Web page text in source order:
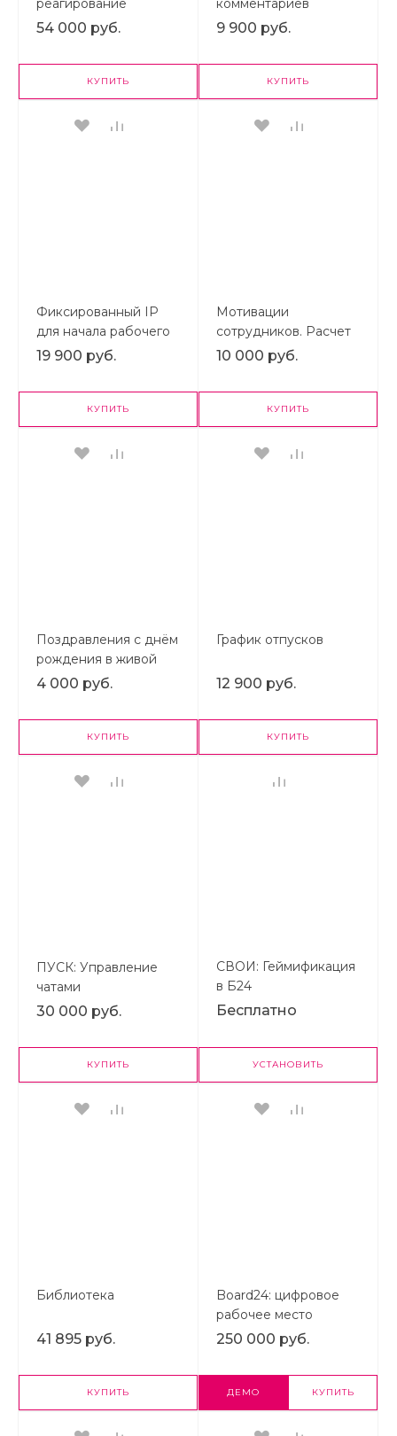
реагирование
54 000 руб.
КУПИТЬ
комментариев
9 900 руб.
КУПИТЬ
Фиксированный IP
для начала рабочего
дня
19 900 руб.
КУПИТЬ
Мотивации
сотрудников. Расчет
зарплат
10 000 руб.
КУПИТЬ
Поздравления с днём
рождения в живой
ленте
4 000 руб.
КУПИТЬ
График отпусков
12 900 руб.
КУПИТЬ
ПУСК: Управление
чатами
30 000 руб.
КУПИТЬ
СВОИ: Геймификация
в Б24
Бесплатно
УСТАНОВИТЬ
Библиотека
41 895 руб.
КУПИТЬ
Board24: цифровое
рабочее место
корпоративного
250 000 руб.
ДЕМО КУПИТЬ